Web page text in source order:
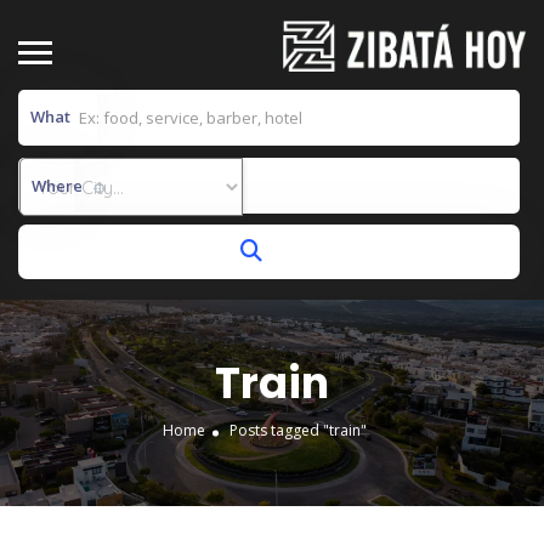
What
Where
Train
Home Posts tagged "train"